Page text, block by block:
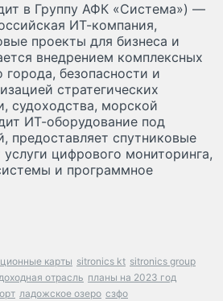
в Группу АФК «Система») —
ИТ-компания,
проекты для бизнеса и
внедрением комплексных
безопасности и
стратегических
судоходства, морской
ИТ-оборудование под
предоставляет спутниковые
цифрового мониторинга,
и программное
карты sitronics kt sitronics group
отрасль планы на 2023 год
ладожское озеро сзфо